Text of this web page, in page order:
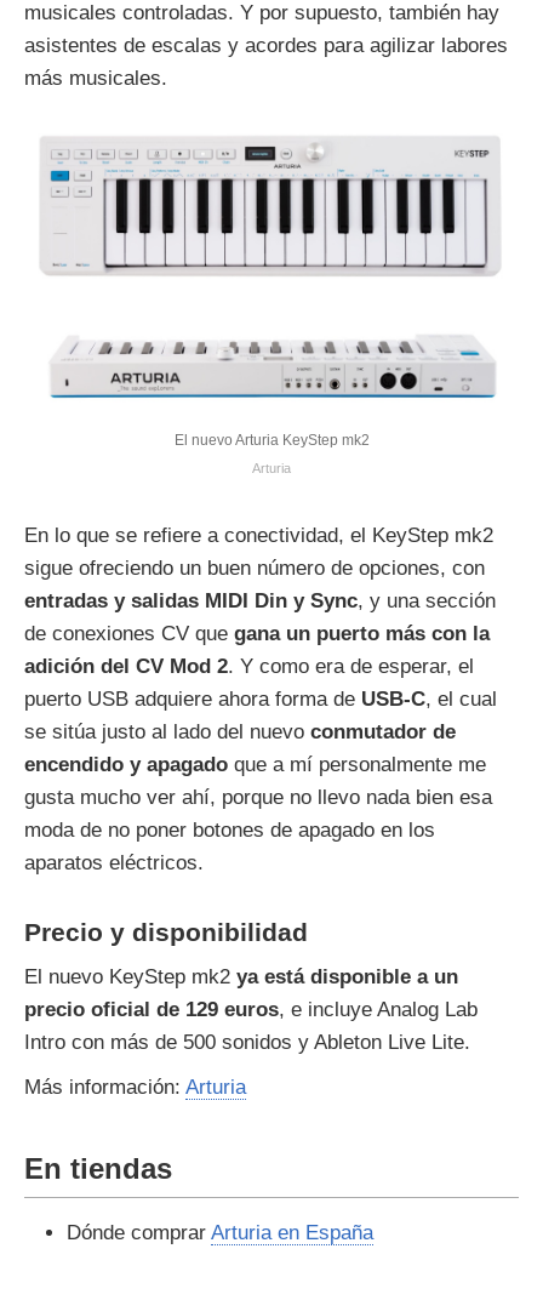
musicales controladas. Y por supuesto, también hay
asistentes de escalas y acordes para agilizar labores
más musicales.
El nuevo Arturia KeyStep mk2
Arturia
En lo que se refiere a conectividad, el KeyStep mk2
sigue ofreciendo un buen número de opciones, con
entradas y salidas MIDI Din y Sync, y una sección
de conexiones CV que gana un puerto más con la
adición del CV Mod 2. Y como era de esperar, el
puerto USB adquiere ahora forma de USB-C, el cual
se sitúa justo al lado del nuevo conmutador de
encendido y apagado que a mí personalmente me
gusta mucho ver ahí, porque no llevo nada bien esa
moda de no poner botones de apagado en los
aparatos eléctricos.
Precio y disponibilidad
El nuevo KeyStep mk2 ya está disponible a un
precio oficial de 129 euros, e incluye Analog Lab
Intro con más de 500 sonidos y Ableton Live Lite.
Más información: Arturia
En tiendas
Dónde comprar Arturia en España